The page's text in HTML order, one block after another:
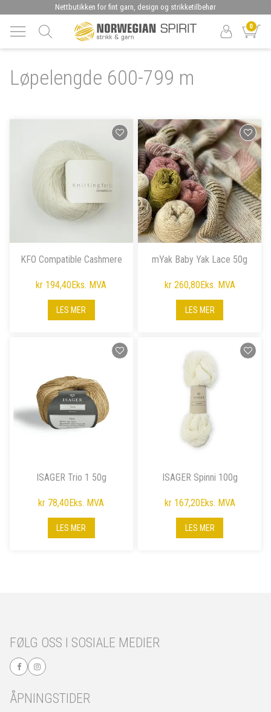
Nettbutikken for fint garn, design og strikketilbehør
0
Løpelengde 600-799 m
KFO Compatible Cashmere
kr 194,40Eks. MVA
LES MER
mYak Baby Yak Lace 50g
kr 260,80Eks. MVA
LES MER
ISAGER Trio 1 50g
kr 78,40Eks. MVA
LES MER
ISAGER Spinni 100g
kr 167,20Eks. MVA
LES MER
FØLG OSS I SOSIALE MEDIER
ÅPNINGSTIDER